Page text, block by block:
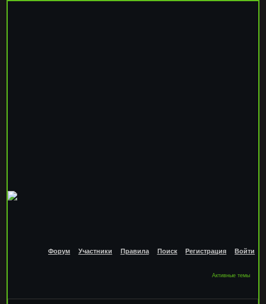
Форум Участники Правила Поиск Регистрация Войти
Активные темы